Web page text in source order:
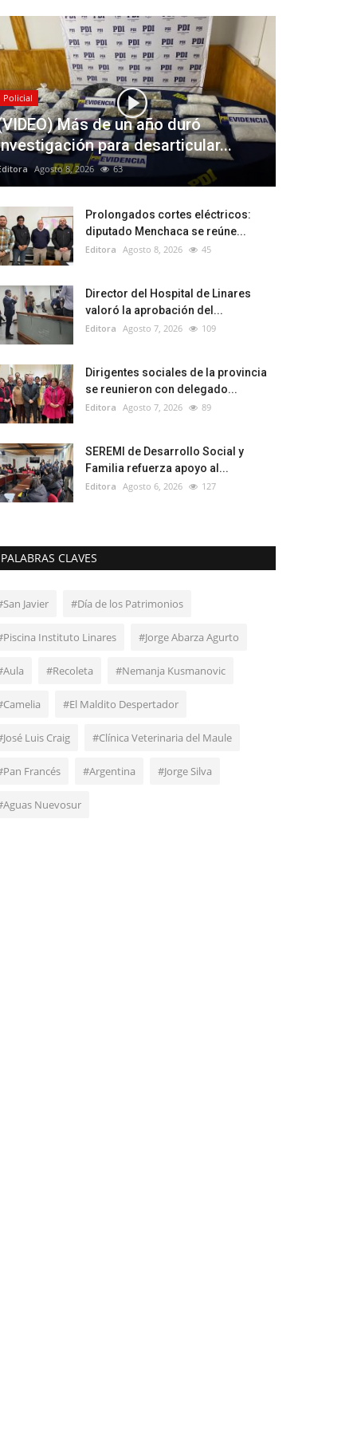
Policial
Más de un año duró
para desarticular...
Agosto 8, 2026 63
Prolongados cortes eléctricos:
diputado Menchaca se reúne...
Editora Agosto 8, 2026 45
Director del Hospital de Linares
valoró la aprobación del...
Editora Agosto 7, 2026 109
Dirigentes sociales de la provincia
se reunieron con delegado...
Editora Agosto 7, 2026 89
SEREMI de Desarrollo Social y
Familia refuerza apoyo al...
Editora Agosto 6, 2026 127
PALABRAS CLAVES
Javier #Día de los Patrimonios
Instituto Linares #Jorge Abarza Agurto
#Recoleta #Nemanja Kusmanovic
#El Maldito Despertador
Luis Craig #Clínica Veterinaria del Maule
Francés #Argentina #Jorge Silva
Nuevosur